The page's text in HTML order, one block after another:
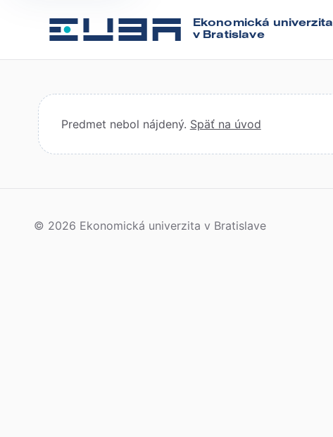
Ekonomická univerzita
v Bratislave
Predmet nebol nájdený. Späť na úvod
© 2026 Ekonomická univerzita v Bratislave